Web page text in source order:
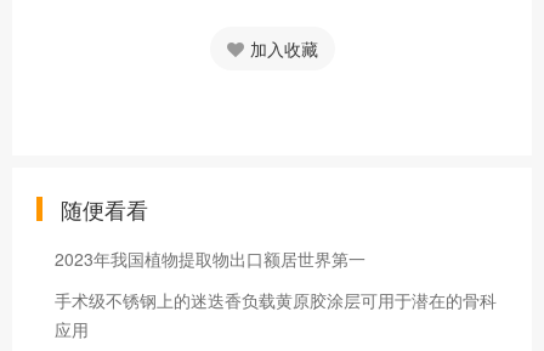
加入收藏
随便看看
2023年我国植物提取物出口额居世界第一
手术级不锈钢上的迷迭香负载黄原胶涂层可用于潜在的骨科
应用